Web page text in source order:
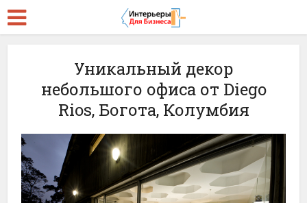
Уникальный декор
небольшого офиса от Diego
Rios, Богота, Колумбия